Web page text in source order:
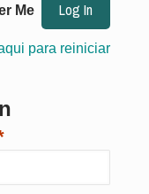
Me
para reiniciar